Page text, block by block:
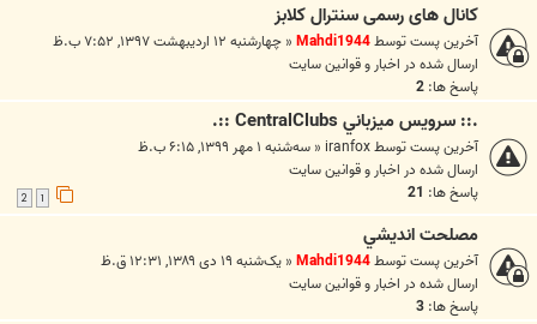
کانال های رسمی سنترال کلابز
آخرین پست توسطMahdi1944
« چهارشنبه ۱۲ اردیبهشت ۱۳۹۷, ۷:۵۲ ب.ظ
ارسال شده در اخبار و قوانين سايت
پاسخ ها: 2
.:: سرويس ميزباني CentralClubs ::.
آخرین پست توسطiranfox
« سه‌شنبه ۱ مهر ۱۳۹۹, ۶:۱۵ ب.ظ
ارسال شده در اخبار و قوانين سايت
پاسخ ها: 21
مصلحت انديشي
آخرین پست توسطMahdi1944
« یک‌شنبه ۱۹ دی ۱۳۸۹, ۱۲:۳۱ ق.ظ
ارسال شده در اخبار و قوانين سايت
پاسخ ها: 3